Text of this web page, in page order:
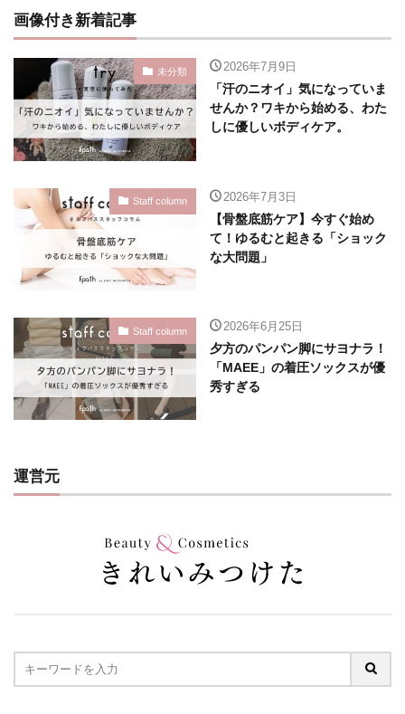
画像付き新着記事
未分類 2026年7月9日
「汗のニオイ」気になっていま
せんか？ワキから始める、わた
しに優しいボディケア。
Staff column 2026年7月3日
【骨盤底筋ケア】今すぐ始め
て！ゆるむと起きる「ショック
な大問題」
Staff column 2026年6月25日
夕方のパンパン脚にサヨナラ！
「MAEE」の着圧ソックスが優
秀すぎる
運営元